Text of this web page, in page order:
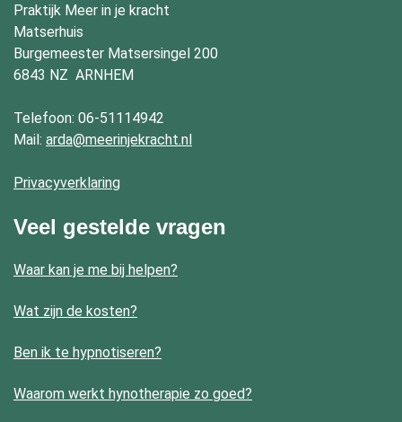
Praktijk Meer in je kracht
Matserhuis
Burgemeester Matsersingel 200
6843 NZ ARNHEM
Telefoon: 06-51114942
Mail: arda@meerinjekracht.nl
Privacyverklaring
Veel gestelde vragen
Waar kan je me bij helpen?
Wat zijn de kosten?
Ben ik te hypnotiseren?
Waarom werkt hynotherapie zo goed?